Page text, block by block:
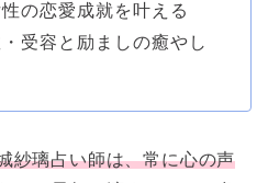
の恋愛成就を叶える
受容と励ましの癒やし
紗璃占い師は、常に心の声